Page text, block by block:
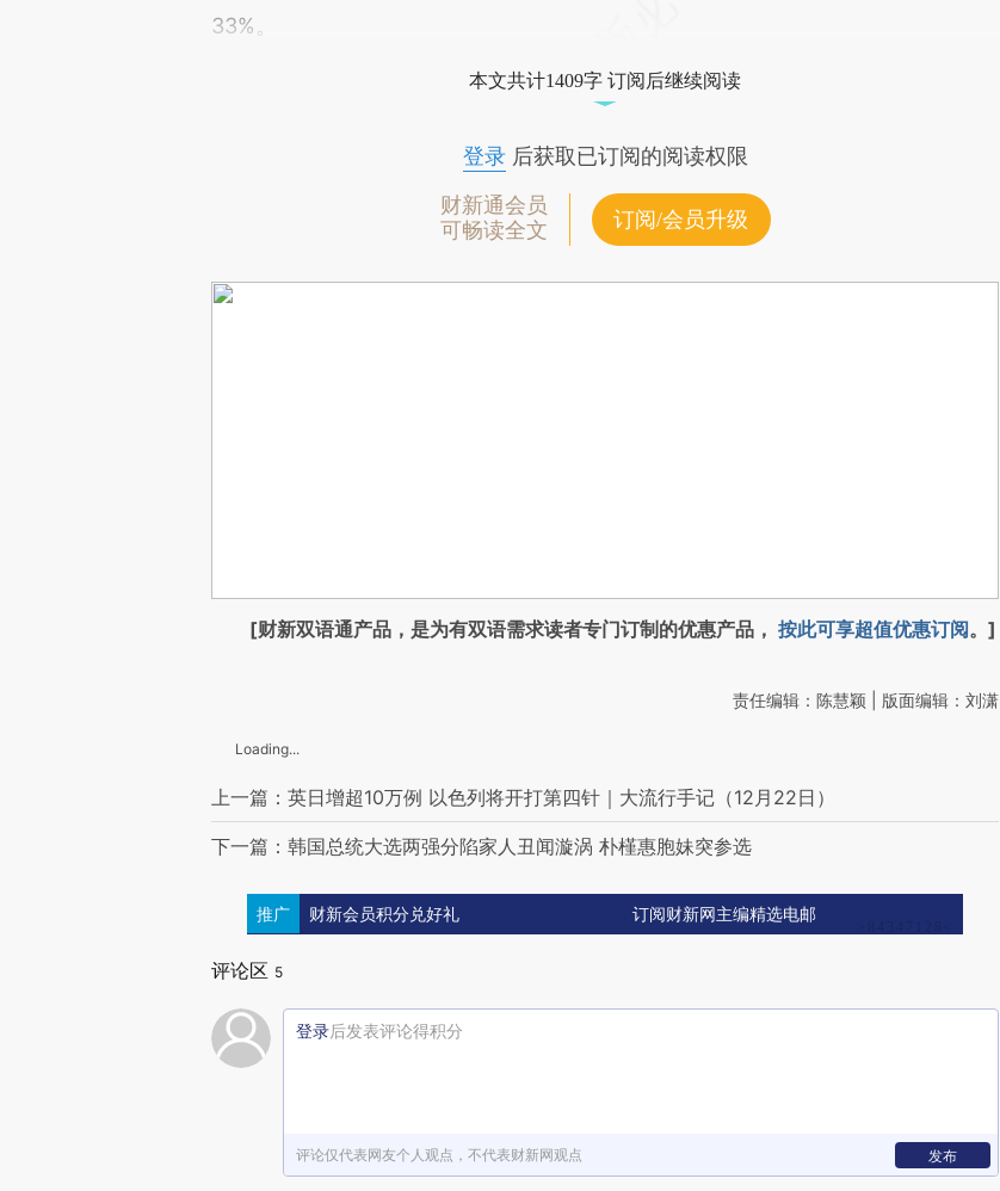
33%。
本文共计1409字 订阅后继续阅读
登录后获取已订阅的阅读权限
财新通会员
可畅读全文
订阅/会员升级
[财新双语通产品，是为有双语需求读者专门订制的优惠产品， 按此可享超值优惠订阅。]
责任编辑：陈慧颖 | 版面编辑：刘潇
Loading...
上一篇：英日增超10万例 以色列将开打第四针｜大流行手记（12月22日）
下一篇：韩国总统大选两强分陷家人丑闻漩涡 朴槿惠胞妹突参选
推广 财新会员积分兑好礼 订阅财新网主编精选电邮
评论区 5
登录后发表评论得积分
评论仅代表网友个人观点，不代表财新网观点 发布